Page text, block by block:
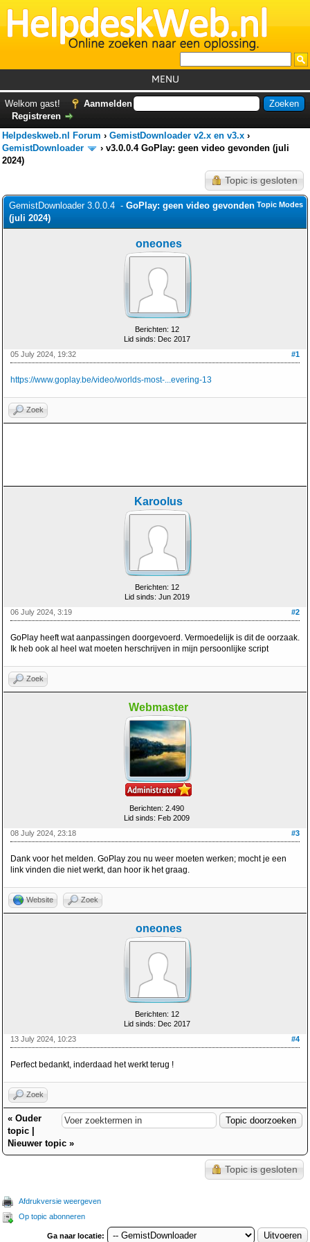
MENU
Foutcodes
GemistDownloader*
Welkom gast!
Aanmelden
Registreren
Helpdeskweb.nl Forum › GemistDownloader v2.x en v3.x ›
GemistDownloader
› v3.0.0.4 GoPlay: geen video gevonden (juli
2024)
Topic is gesloten
Topic Modes
GemistDownloader 3.0.0.4 - GoPlay: geen video gevonden
(juli 2024)
oneones
Berichten: 12
Lid sinds: Dec 2017
#1
05 July 2024, 19:32
https://www.goplay.be/video/worlds-most-...evering-13
Zoek
Karoolus
Berichten: 12
Lid sinds: Jun 2019
#2
06 July 2024, 3:19
GoPlay heeft wat aanpassingen doorgevoerd. Vermoedelijk is dit de oorzaak.
Ik heb ook al heel wat moeten herschrijven in mijn persoonlijke script
Zoek
Webmaster
Berichten: 2.490
Lid sinds: Feb 2009
#3
08 July 2024, 23:18
Dank voor het melden. GoPlay zou nu weer moeten werken; mocht je een
link vinden die niet werkt, dan hoor ik het graag.
Website Zoek
oneones
Berichten: 12
Lid sinds: Dec 2017
#4
13 July 2024, 10:23
Perfect bedankt, inderdaad het werkt terug !
Zoek
« Ouder
topic
Nieuwer topic »
Topic is gesloten
Afdrukversie weergeven
Op topic abonneren
Ga naar locatie: